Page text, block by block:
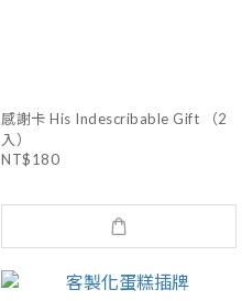
感謝卡 His Indescribable Gift （2
入）
NT$180